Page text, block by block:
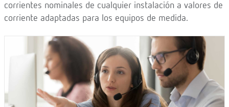
corrientes nominales de cualquier instalación a valores de
corriente adaptadas para los equipos de medida.